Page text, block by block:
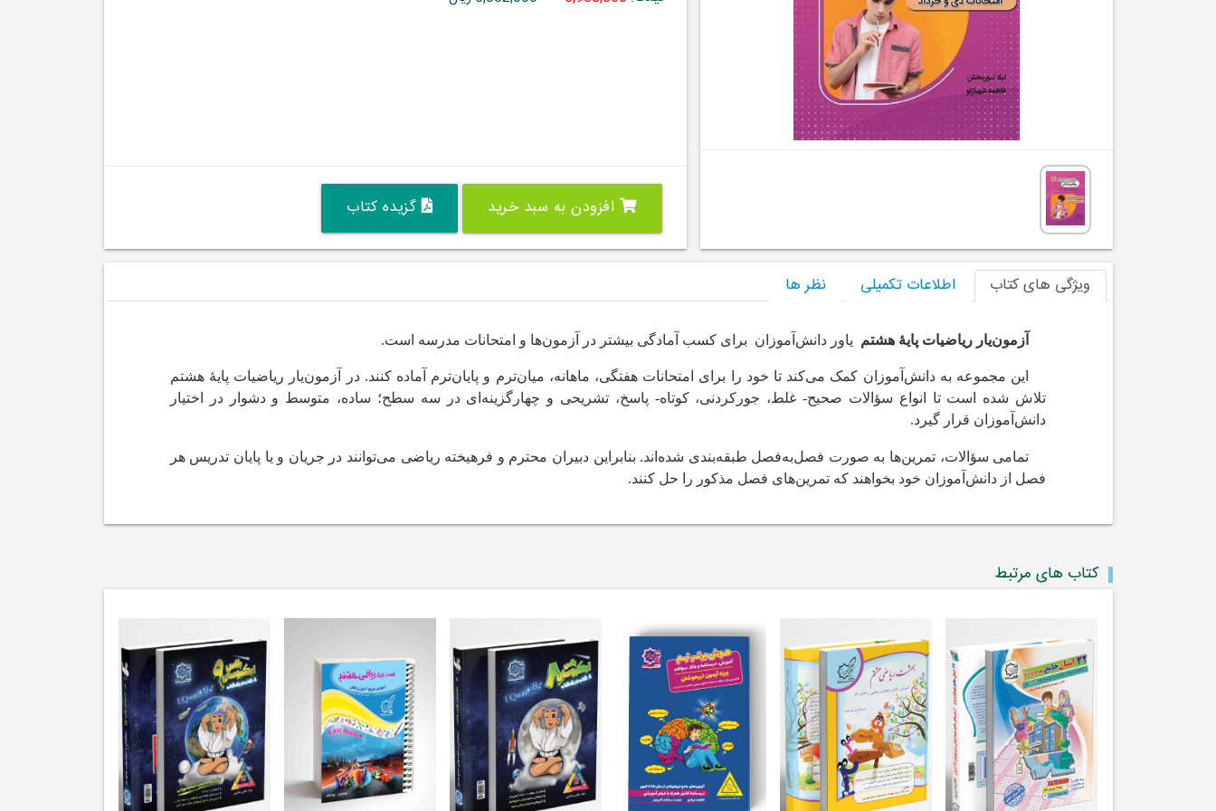
افزودن به سبد خرید گزیده کتاب
ویژگی های کتاب اطلاعات تکمیلی نظر ها
آزمون‌یار ریاضیات پایۀ هشتم یاور دانش‌آموزان برای کسب آمادگی بیشتر در آزمون‌ها و امتحانات مدرسه است.
این مجموعه به دانش‌آموزان کمک می‌کند تا خود را برای امتحانات هفتگی، ماهانه، میان‌ترم و پایان‌ترم آماده کنند. در آزمون‌یار ریاضیات پایۀ هشتم
تلاش شده‌ است تا انواع سؤالات صحیح- غلط، جورکردنی، کوتاه- پاسخ، تشریحی و چهار‌گزینه‌ای در سه سطح؛ ساده، متوسط و دشوار در اختیار
دانش‌آموزان قرار گیرد.
تمامی سؤالات، تمرین‌ها به صورت فصل‌به‌فصل طبقه‌بندی شده‌اند. بنابراین دبیران محترم و فرهیخته ریاضی می‌توانند در جریان و یا پایان تدریس هر
فصل از دانش‌آموزان خود بخواهند که تمرین‌های فصل مذکور را حل کنند.
کتاب های مرتبط